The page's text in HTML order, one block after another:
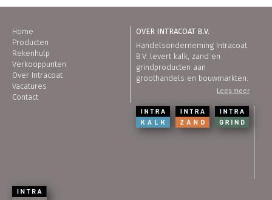
Home
Producten
Rekenhulp
Verkooppunten
Over Intracoat
Vacatures
Contact
OVER INTRACOAT B.V.
Handelsonderneming Intracoat
B.V. levert kalk, zand en
grindproducten aan
groothandels en bouwmarkten.
Lees meer